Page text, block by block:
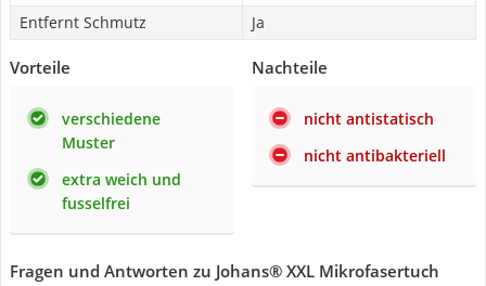
Entfernt Schmutz
Ja
Vorteile
verschiedene
Muster
extra weich und
fusselfrei
Nachteile
nicht antistatisch
nicht antibakteriell
Fragen und Antworten zu Johans® XXL Mikrofasertuch